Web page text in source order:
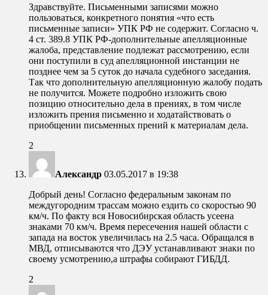
Здравствуйте. Письменными записями можно
пользоваться, конкретного понятия «что есть
письменные записи» УПК РФ не содержит. Согласно ч.
4 ст. 389.8 УПК РФ-дополнительные апелляционные
жалоба, представление подлежат рассмотрению, если
они поступили в суд апелляционной инстанции не
позднее чем за 5 суток до начала судебного заседания.
Так что дополнительную апелляционную жалобу подать
не получится. Можете подробно изложить свою
позицию относительно дела в прениях, в том числе
изложить прения письменно и ходатайствовать о
приобщении письменных прений к материалам дела.
2
Александр 03.05.2017 в 19:38
Добрый день! Согласно федеральным законам по
междугородним трассам можно ездить со скоростью 90
км/ч. По факту вся Новосибирская область усеена
знаками 70 км/ч. Время пересечения нашей области с
запада на восток увеличилась на 2.5 часа. Обращался в
МВД, отписываются что ДЭУ устанавливают знаки по
своему усмотрению,а штрафы собирают ГИБДД.
2